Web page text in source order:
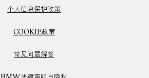
个人信息保护政策
COOKIE政策
常见问题解答